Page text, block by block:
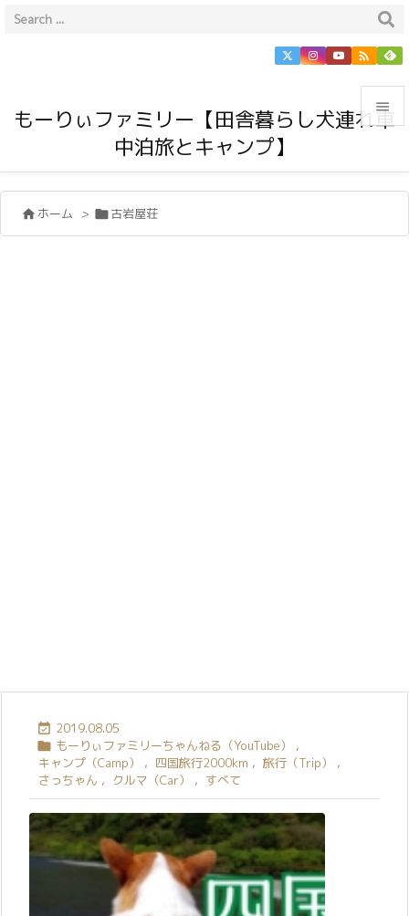
もーりぃファミリー【田舎暮らし犬連れ車
中泊旅とキャンプ】




 ホーム > 古岩屋荘
 2019.08.05
 もーりぃファミリーちゃんねる（YouTube）
,
キャンプ（Camp）
, 四国旅行2000km , 旅行（Trip）
,
さっちゃん , クルマ（Car） , すべて